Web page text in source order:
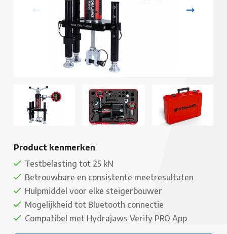
Product kenmerken
Testbelasting tot 25 kN
Betrouwbare en consistente meetresultaten
Hulpmiddel voor elke steigerbouwer
Mogelijkheid tot Bluetooth connectie
Compatibel met Hydrajaws Verify PRO App